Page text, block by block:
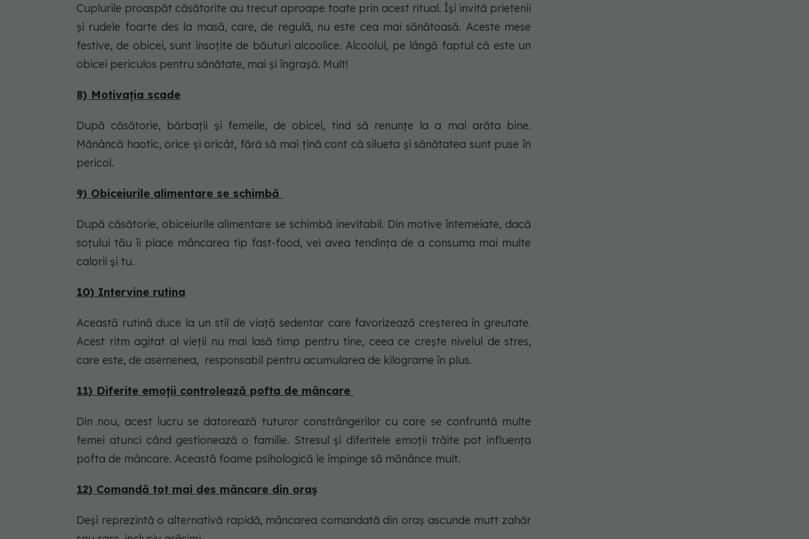
Cuplurile proaspăt căsătorite au trecut aproape toate prin acest ritual. Își invită prietenii
și rudele foarte des la masă, care, de regulă, nu este cea mai sănătoasă. Aceste mese
festive, de obicei, sunt însoțite de băuturi alcoolice. Alcoolul, pe lângă faptul că este un
obicei periculos pentru sănătate, mai și îngrașă. Mult!
8) Motivația scade
După căsătorie, bărbații și femeile, de obicei, tind să renunțe la a mai arăta bine.
Mănâncă haotic, orice și oricât, fără să mai țină cont că silueta și sănătatea sunt puse în
pericol.
9) Obiceiurile alimentare se schimbă
După căsătorie, obiceiurile alimentare se schimbă inevitabil. Din motive întemeiate, dacă
soțului tău îi place mâncarea tip fast-food, vei avea tendința de a consuma mai multe
calorii și tu.
10) Intervine rutina
Această rutină duce la un stil de viață sedentar care favorizează creșterea în greutate.
Acest ritm agitat al vieții nu mai lasă timp pentru tine, ceea ce crește nivelul de stres,
care este, de asemenea, responsabil pentru acumularea de kilograme în plus.
11) Diferite emoții controlează pofta de mâncare
Din nou, acest lucru se datorează tuturor constrângerilor cu care se confruntă multe
femei atunci când gestionează o familie. Stresul și diferitele emoții trăite pot influența
pofta de mâncare. Această foame psihologică le împinge să mănânce mult.
12) Comandă tot mai des mâncare din oraș
Deși reprezintă o alternativă rapidă, mâncarea comandată din oraș ascunde mutt zahăr